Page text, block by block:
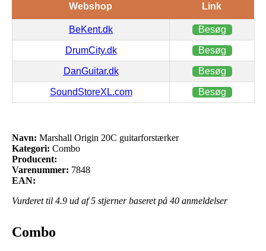
Webshop Link
BeKent.dk Besøg
DrumCity.dk Besøg
DanGuitar.dk Besøg
SoundStoreXL.com Besøg
Navn: Marshall Origin 20C guitarforstærker
Kategori: Combo
Producent:
Varenummer: 7848
EAN:
Vurderet til 4.9 ud af 5 stjerner baseret på 40 anmeldelser
Combo